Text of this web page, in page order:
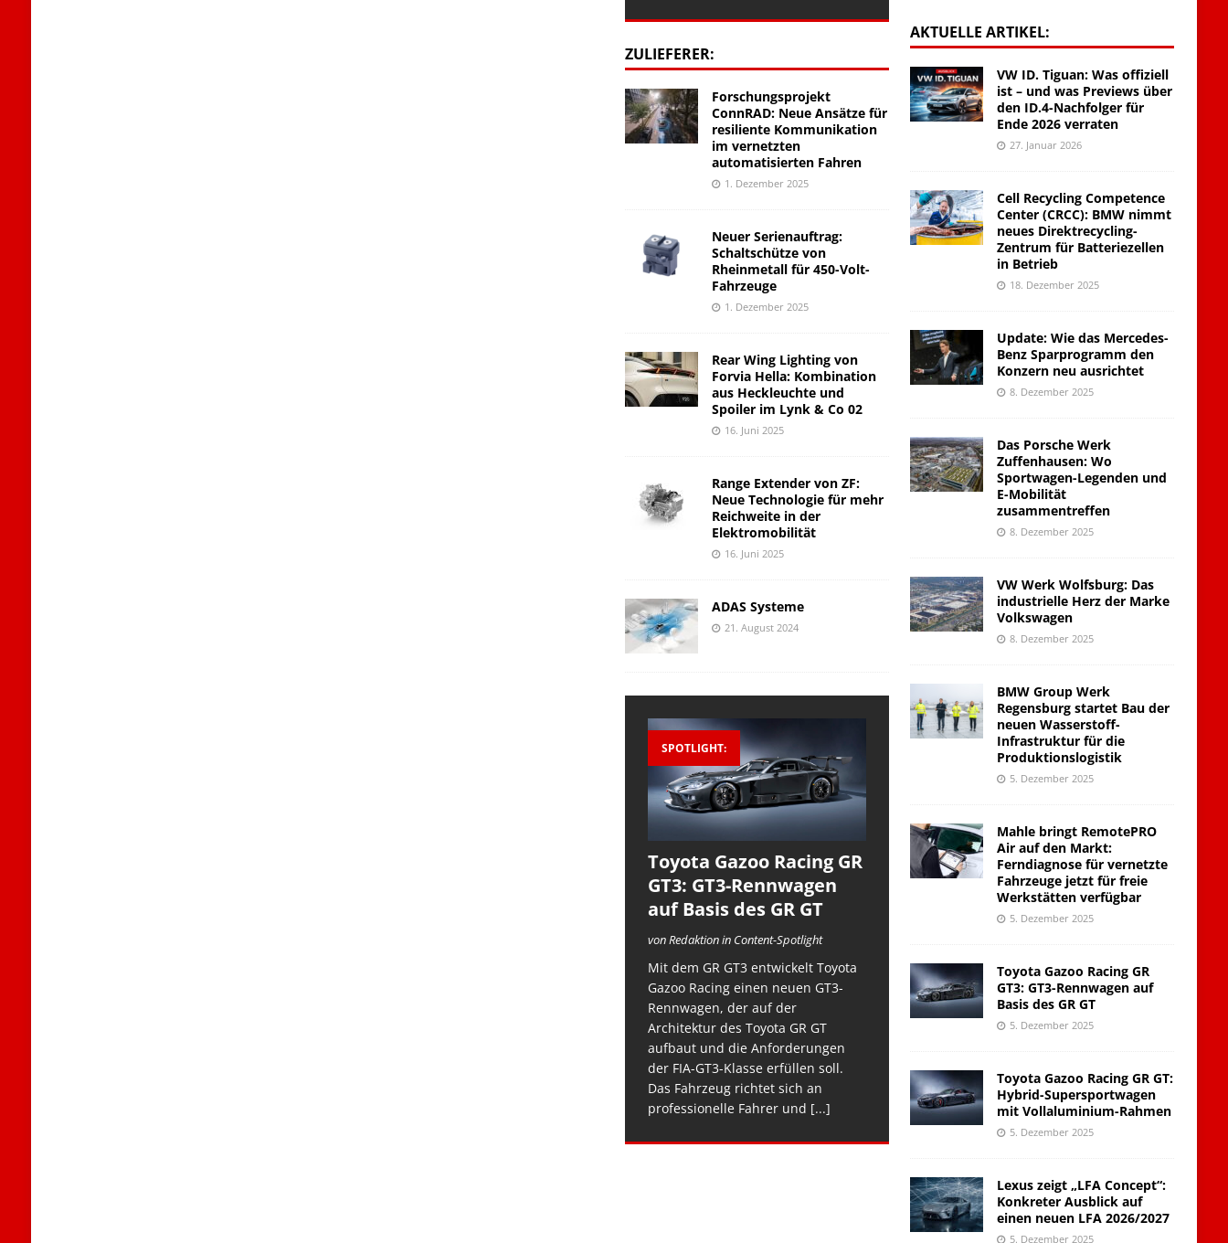
ZULIEFERER:
Forschungsprojekt
ConnRAD: Neue Ansätze für
resiliente Kommunikation
im vernetzten
automatisierten Fahren
1. Dezember 2025
Neuer Serienauftrag:
Schaltschütze von
Rheinmetall für 450-Volt-
Fahrzeuge
1. Dezember 2025
Rear Wing Lighting von
Forvia Hella: Kombination
aus Heckleuchte und
Spoiler im Lynk & Co 02
16. Juni 2025
Range Extender von ZF:
Neue Technologie für mehr
Reichweite in der
Elektromobilität
16. Juni 2025
ADAS Systeme
21. August 2024
SPOTLIGHT:
Toyota Gazoo Racing GR
GT3: GT3-Rennwagen
auf Basis des GR GT
von Redaktion in Content-Spotlight
Mit dem GR GT3 entwickelt Toyota
Gazoo Racing einen neuen GT3-
Rennwagen, der auf der
Architektur des Toyota GR GT
aufbaut und die Anforderungen
der FIA-GT3-Klasse erfüllen soll.
Das Fahrzeug richtet sich an
professionelle Fahrer und [...]
AKTUELLE ARTIKEL:
VW ID. Tiguan: Was offiziell
ist – und was Previews über
den ID.4-Nachfolger für
Ende 2026 verraten
27. Januar 2026
Cell Recycling Competence
Center (CRCC): BMW nimmt
neues Direktrecycling-
Zentrum für Batteriezellen
in Betrieb
18. Dezember 2025
Update: Wie das Mercedes-
Benz Sparprogramm den
Konzern neu ausrichtet
8. Dezember 2025
Das Porsche Werk
Zuffenhausen: Wo
Sportwagen-Legenden und
E-Mobilität
zusammentreffen
8. Dezember 2025
VW Werk Wolfsburg: Das
industrielle Herz der Marke
Volkswagen
8. Dezember 2025
BMW Group Werk
Regensburg startet Bau der
neuen Wasserstoff-
Infrastruktur für die
Produktionslogistik
5. Dezember 2025
Mahle bringt RemotePRO
Air auf den Markt:
Ferndiagnose für vernetzte
Fahrzeuge jetzt für freie
Werkstätten verfügbar
5. Dezember 2025
Toyota Gazoo Racing GR
GT3: GT3-Rennwagen auf
Basis des GR GT
5. Dezember 2025
Toyota Gazoo Racing GR GT:
Hybrid-Supersportwagen
mit Vollaluminium-Rahmen
5. Dezember 2025
Lexus zeigt „LFA Concept“:
Konkreter Ausblick auf
einen neuen LFA 2026/2027
5. Dezember 2025